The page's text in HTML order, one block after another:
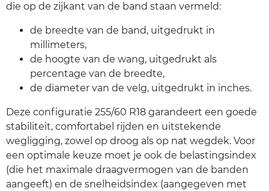
die op de zijkant van de band staan vermeld:
de breedte van de band, uitgedrukt in
millimeters,
de hoogte van de wang, uitgedrukt als
percentage van de breedte,
de diameter van de velg, uitgedrukt in inches.
Deze configuratie 255/60 R18 garandeert een goede
stabiliteit, comfortabel rijden en uitstekende
wegligging, zowel op droog als op nat wegdek. Voor
een optimale keuze moet je ook de belastingsindex
(die het maximale draagvermogen van de banden
aangeeft) en de snelheidsindex (aangegeven met